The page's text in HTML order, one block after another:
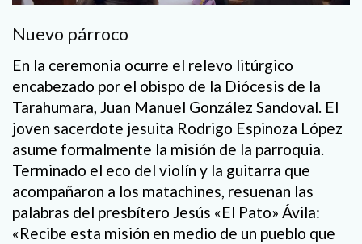
Nuevo párroco
En la ceremonia ocurre el relevo litúrgico
encabezado por el obispo de la Diócesis de la
Tarahumara, Juan Manuel González Sandoval. El
joven sacerdote jesuita Rodrigo Espinoza López
asume formalmente la misión de la parroquia.
Terminado el eco del violín y la guitarra que
acompañaron a los matachines, resuenan las
palabras del presbítero Jesús «El Pato» Ávila:
«Recibe esta misión en medio de un pueblo que